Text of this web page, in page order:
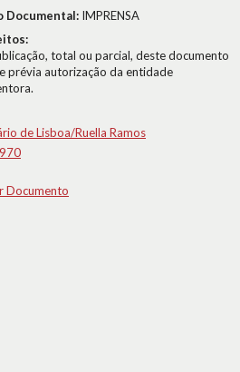
Documental: IMPRENSA
total ou parcial, deste documento
prévia autorização da entidade
de Lisboa/Ruella Ramos
Documento